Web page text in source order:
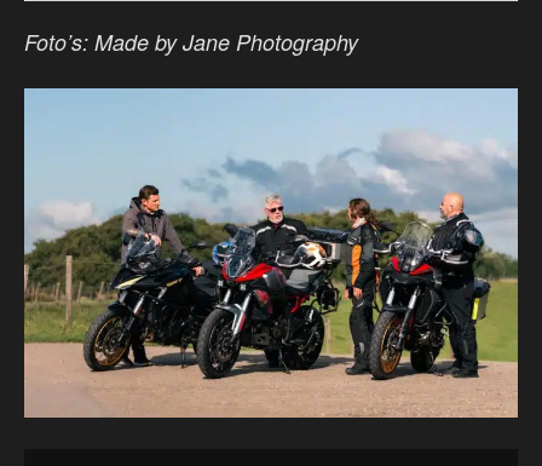
Foto’s: Made by Jane Photography